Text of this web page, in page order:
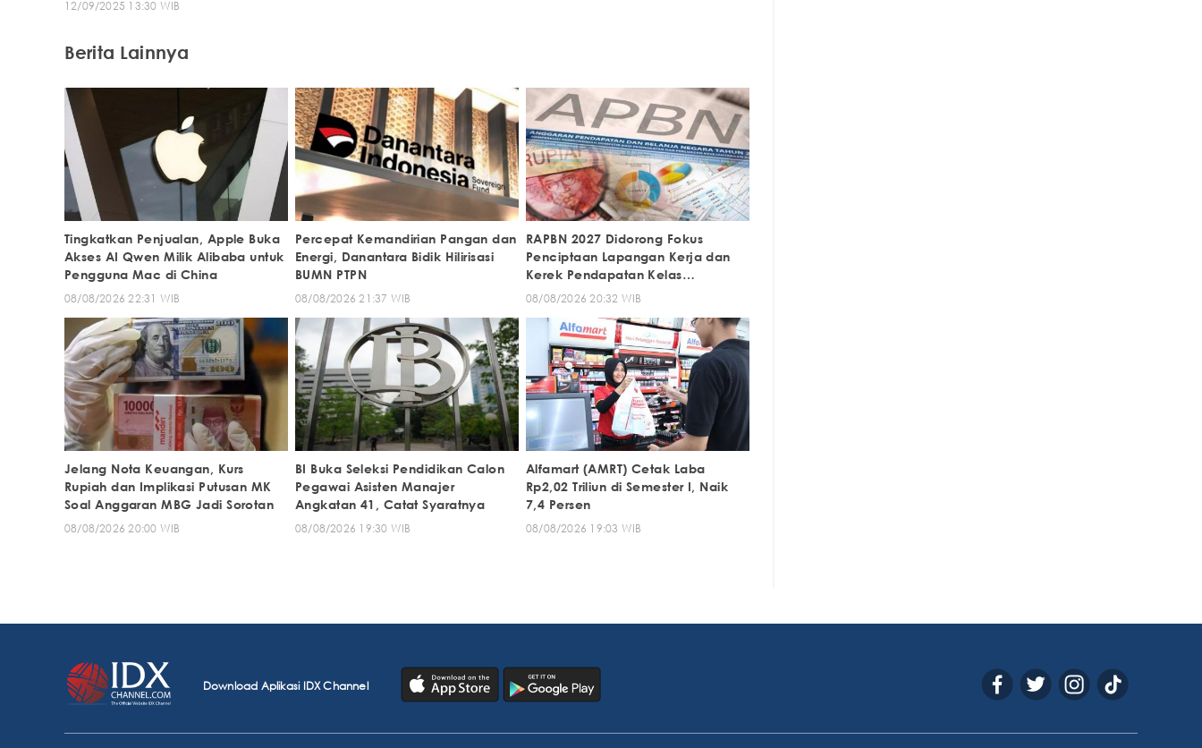
12/09/2025 13:30 WIB
Berita Lainnya
Tingkatkan Penjualan, Apple Buka
Akses AI Qwen Milik Alibaba untuk
Pengguna Mac di China
08/08/2026 22:31 WIB
Percepat Kemandirian Pangan dan
Energi, Danantara Bidik Hilirisasi
BUMN PTPN
08/08/2026 21:37 WIB
RAPBN 2027 Didorong Fokus
Penciptaan Lapangan Kerja dan
Kerek Pendapatan Kelas
Menengah
08/08/2026 20:32 WIB
Jelang Nota Keuangan, Kurs
Rupiah dan Implikasi Putusan MK
Soal Anggaran MBG Jadi Sorotan
08/08/2026 20:00 WIB
BI Buka Seleksi Pendidikan Calon
Pegawai Asisten Manajer
Angkatan 41, Catat Syaratnya
08/08/2026 19:30 WIB
Alfamart (AMRT) Cetak Laba
Rp2,02 Triliun di Semester I, Naik
7,4 Persen
08/08/2026 19:03 WIB
Download Aplikasi IDX Channel